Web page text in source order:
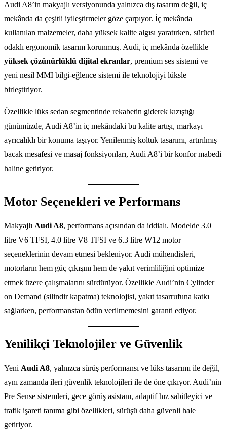
Audi A8’in makyajlı versiyonunda yalnızca dış tasarım değil, iç
mekânda da çeşitli iyileştirmeler göze çarpıyor. İç mekânda
kullanılan malzemeler, daha yüksek kalite algısı yaratırken, sürücü
odaklı ergonomik tasarım korunmuş. Audi, iç mekânda özellikle
yüksek çözünürlüklü dijital ekranlar, premium ses sistemi ve
yeni nesil MMI bilgi-eğlence sistemi ile teknolojiyi lüksle
birleştiriyor.
Özellikle lüks sedan segmentinde rekabetin giderek kızıştığı
günümüzde, Audi A8’in iç mekândaki bu kalite artışı, markayı
ayrıcalıklı bir konuma taşıyor. Yenilenmiş koltuk tasarımı, artırılmış
bacak mesafesi ve masaj fonksiyonları, Audi A8’i bir konfor mabedi
haline getiriyor.
Motor Seçenekleri ve Performans
Makyajlı Audi A8, performans açısından da iddialı. Modelde 3.0
litre V6 TFSI, 4.0 litre V8 TFSI ve 6.3 litre W12 motor
seçeneklerinin devam etmesi bekleniyor. Audi mühendisleri,
motorların hem güç çıkışını hem de yakıt verimliliğini optimize
etmek üzere çalışmalarını sürdürüyor. Özellikle Audi’nin Cylinder
on Demand (silindir kapatma) teknolojisi, yakıt tasarrufuna katkı
sağlarken, performanstan ödün verilmemesini garanti ediyor.
Yenilikçi Teknolojiler ve Güvenlik
Yeni Audi A8, yalnızca sürüş performansı ve lüks tasarımı ile değil,
aynı zamanda ileri güvenlik teknolojileri ile de öne çıkıyor. Audi’nin
Pre Sense sistemleri, gece görüş asistanı, adaptif hız sabitleyici ve
trafik işareti tanıma gibi özellikleri, sürüşü daha güvenli hale
getiriyor.